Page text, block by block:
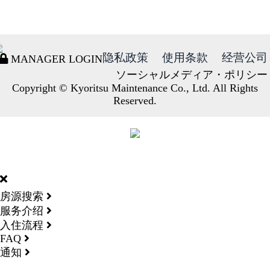
MANAGER LOGIN隐私政策 使用条款 经营公司
ソーシャルメディア・ポリシー
Copyright © Kyoritsu Maintenance Co., Ltd. All Rights
Reserved.
房源搜索
服务介绍
入住流程
FAQ
通知